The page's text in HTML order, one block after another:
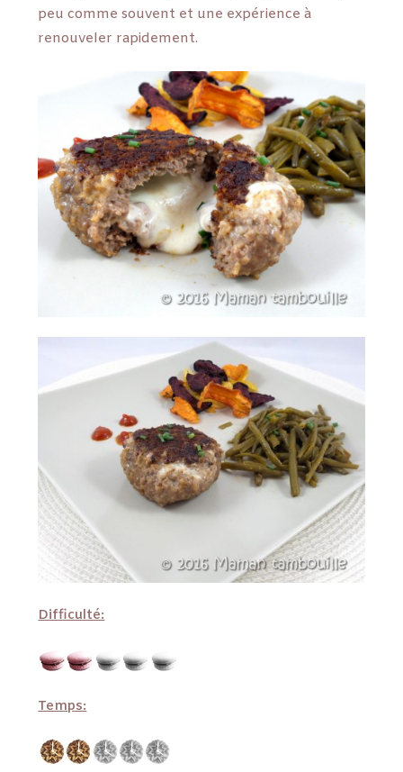
peu comme souvent et une expérience à
renouveler rapidement.
Difficulté:
Temps: